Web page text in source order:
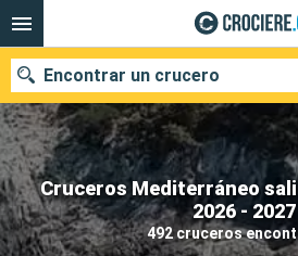
Cruceros Mediterráneo
2026 - 2027
492 cruceros
Encontrar un crucero
Nuestros destinos
Fecha de salida